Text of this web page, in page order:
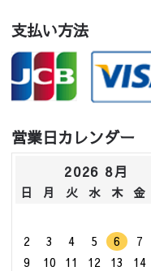
支払い方法
営業日カレンダー
2026 8月
日 月 火 水 木 金
2
3 4 5 6 7
9
10 11 12 13 14